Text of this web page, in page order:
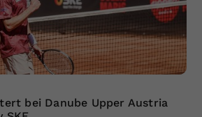
bei Danube Upper Austria